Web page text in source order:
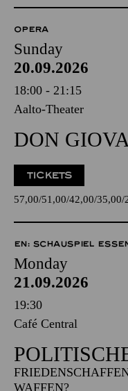
OPERA
Sunday
20.09.2026
18:00 - 21:15
Aalto-Theater
DON
TICKETS
57,00 51,00 42,00 35,00
EN: SCHAUSPIEL
Monday
21.09.2026
19:30
Café Central
WAFFEN?